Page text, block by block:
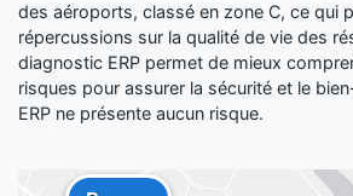
des aéroports, classé en zone C, ce qui
répercussions sur la qualité de vie des
diagnostic ERP permet de mieux
risques pour assurer la sécurité et le
ERP ne présente aucun risque.